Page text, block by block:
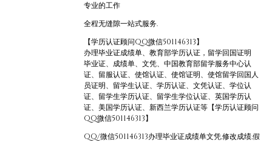
专业的工作
全程无缝隙一站式服务.
【学历认证顾问QQ微信501146313】
办理毕业证成绩单、教育部学历认证，留学回国证明
毕业证、成绩单、文凭、中国教育部留学服务中心认
证、留服认证、使馆认证、使馆证明、使馆留学回国人
员证明、留学生认证、学历认证、文凭认证、学位认
证、留学生学历认证、留学生学位认证、英国学历认
证、美国学历认证、新西兰学历认证等【学历认证顾问
QQ微信501146313】
QQ/微信501146313办理毕业证成绩单文凭,修改成绩,假